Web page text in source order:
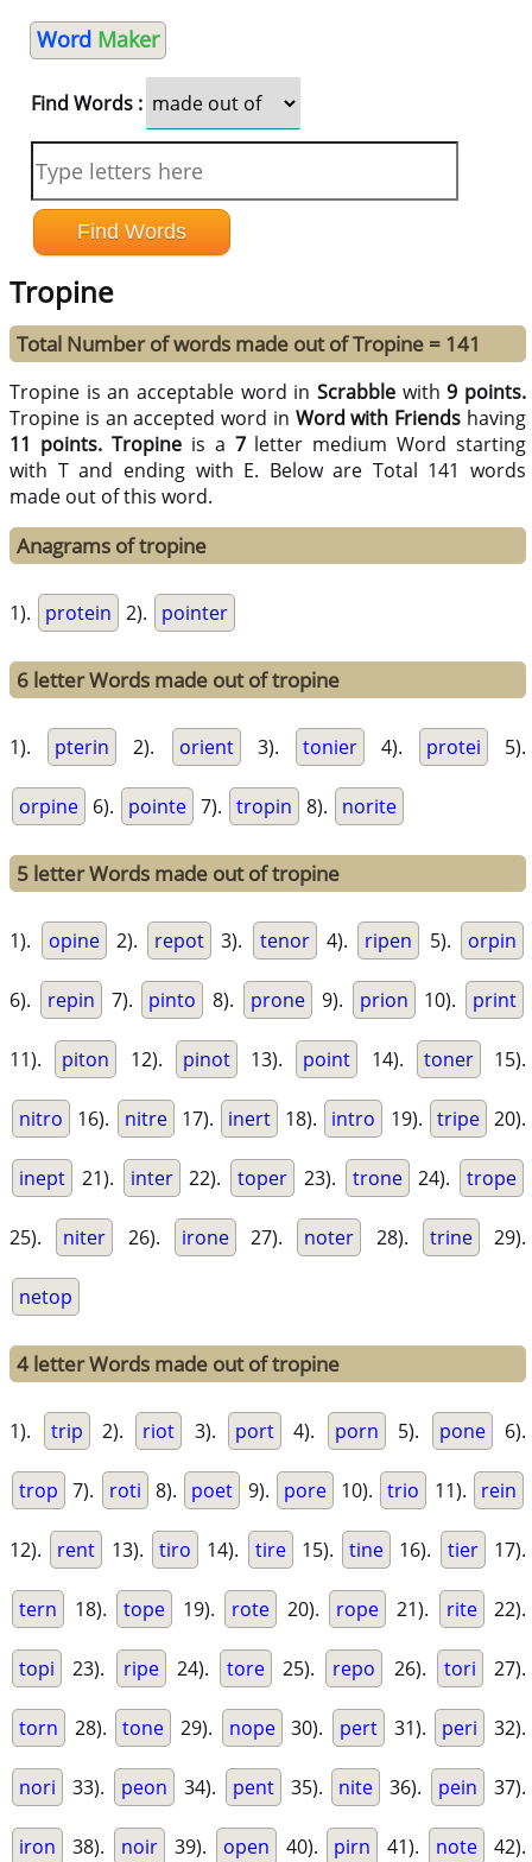
Word Maker
Find Words :
Tropine
Total Number of words made out of Tropine = 141
Tropine is an acceptable word inScrabble with9 points.
Tropine is an accepted word in Word with Friends having
11 points. Tropineis a 7letter medium Word starting
with T and ending with E. Below are Total 141 words
made out of this word.
Anagrams of tropine
1). protein 2). pointer
6 letter Words made out of tropine
1). pterin 2). orient 3). tonier 4). protei 5).
orpine 6). pointe 7). tropin 8). norite
5 letter Words made out of tropine
1). opine 2). repot 3). tenor 4). ripen 5). orpin
6). repin 7). pinto 8). prone 9). prion 10). print
11). piton 12). pinot 13). point 14). toner 15).
nitro 16). nitre 17). inert 18). intro 19). tripe 20).
inept 21). inter 22). toper 23). trone 24). trope
25). niter 26). irone 27). noter 28). trine 29).
netop
4 letter Words made out of tropine
1). trip 2). riot 3). port 4). porn 5). pone 6).
trop 7). roti 8). poet 9). pore 10). trio 11). rein
12). rent 13). tiro 14). tire 15). tine 16). tier 17).
tern 18). tope 19). rote 20). rope 21). rite 22).
topi 23). ripe 24). tore 25). repo 26). tori 27).
torn 28). tone 29). nope 30). pert 31). peri 32).
nori 33). peon 34). pent 35). nite 36). pein 37).
iron 38). noir 39). open 40). pirn 41). note 42).